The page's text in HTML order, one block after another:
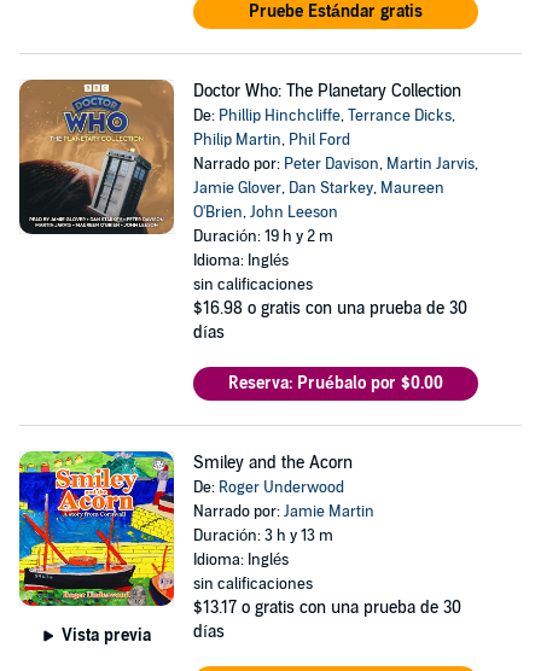
Pruebe Estándar gratis
Doctor Who: The Planetary Collection
De: Phillip Hinchcliffe,Terrance Dicks,
Philip Martin, Phil Ford
Narrado por: Peter Davison, Martin Jarvis,
Jamie Glover, Dan Starkey, Maureen
O'Brien,John Leeson
Duración: 19 h y 2 m
Idioma: Inglés
sin calificaciones
$16.98 o gratis con una prueba de 30
días
Reserva: Pruébalo por $0.00
Vista previa
Smiley and the Acorn
De: Roger Underwood
Narrado por:Jamie Martin
Duración: 3 h y 13 m
Idioma: Inglés
sin calificaciones
$13.17 o gratis con una prueba de 30
días